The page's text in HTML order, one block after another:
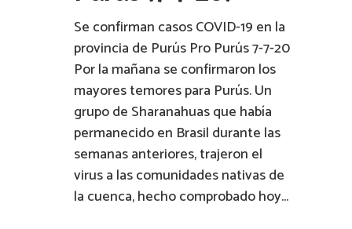
Se confirman casos COVID-19 en la
provincia de Purús Pro Purús 7-7-20
Por la mañana se confirmaron los
mayores temores para Purús. Un
grupo de Sharanahuas que había
permanecido en Brasil durante las
semanas anteriores, trajeron el
virus a las comunidades nativas de
la cuenca, hecho comprobado hoy...